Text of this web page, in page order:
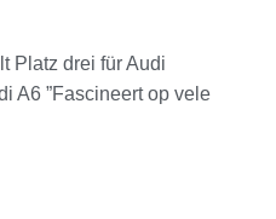
Platz drei für Audi
A6 ”Fascineert op vele